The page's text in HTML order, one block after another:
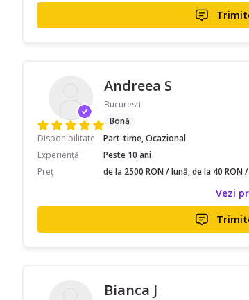
Andreea S
Bucuresti
Bonă
Disponibilitate
Part-time, Ocazional
Experiență
Peste 10 ani
Preț
de la 2500 RON / lună, de la 40 RON
Vezi
Bianca J